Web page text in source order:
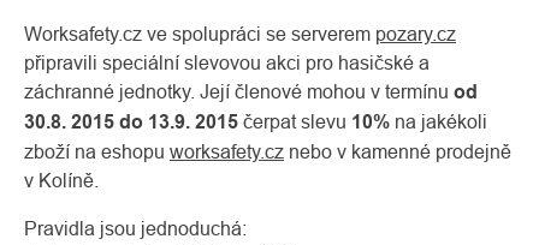
O
nás
Kontakty
Worksafety.cz ve spolupráci se serverem pozary.cz
připravili speciální slevovou akci pro hasičské a
záchranné jednotky. Její členové mohou v termínu od
30.8. 2015 do 13.9. 2015 čerpat slevu 10% na jakékoli
zboží na eshopu worksafety.cz nebo v kamenné prodejně
v Kolíně.
Pravidla jsou jednoduchá: